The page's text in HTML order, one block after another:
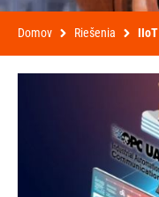
Domov Riešenia